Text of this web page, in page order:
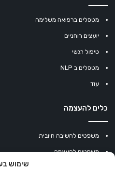
שימוש
מטפלים ברפואה משלימה
יועצים רוחניים
טיפול רגשי
מטפלים ב NLP
עוד
כלים להעצמה
משפטים לחשיבה חיובית
משפטים להעצמה